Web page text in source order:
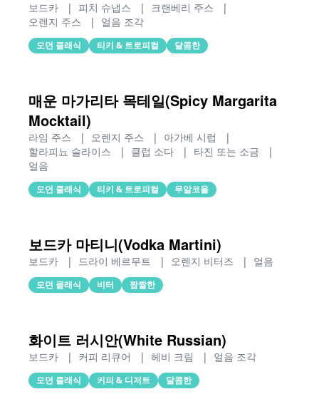
보드카 | 피치 슈냅스 | 크랜베리 주스
|
오렌지 주스
| 얼음 조각
모던 클래식 티키 & 트로피컬 달콤한
매운 마가리타 목테일(Spicy Margarita
Mocktail)
라임 주스 | 오렌지 주스 | 아가베 시럽
|
할라피뇨 슬라이스
| 클럽 소다 | 타진 또는 소금
|
얼음
모던 클래식 티키 & 트로피컬 무알코올
보드카 마티니(Vodka Martini)
보드카 | 드라이 베르무트 | 오렌지 비터즈 | 얼음
모던 클래식 비터 짭짤한
화이트 러시안(White Russian)
보드카 | 커피 리큐어 | 헤비 크림 | 얼음 조각
모던 클래식 커피 & 디저트 달콤한